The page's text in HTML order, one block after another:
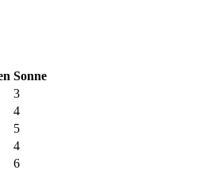
Sonne
3
4
5
4
6